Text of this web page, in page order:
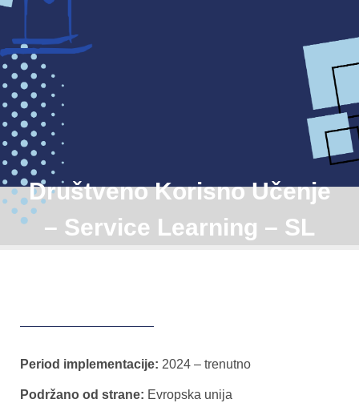
Društveno Korisno Učenje
– Service Learning – SL
Period implementacije: 2024 – trenutno
Podržano od strane: Evropska unija